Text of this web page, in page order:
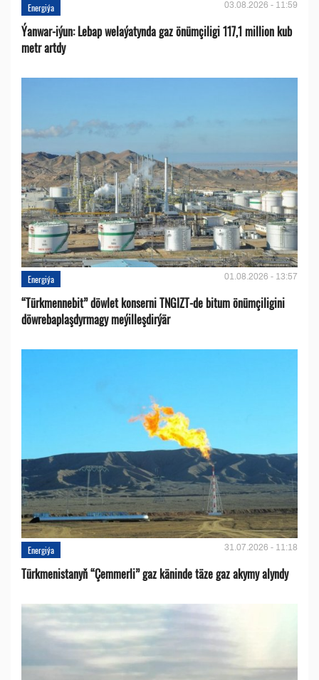
Energiýa 03.08.2026 - 11:59
Ýanwar-iýun: Lebap welaýatynda gaz önümçiligi 117,1 million kub
metr artdy
Energiýa 01.08.2026 - 13:57
“Türkmennebit” döwlet konserni TNGIZT-de bitum önümçiligini
döwrebaplaşdyrmagy meýilleşdirýär
Energiýa 31.07.2026 - 11:18
Türkmenistanyň “Çemmerli” gaz käninde täze gaz akymy alyndy